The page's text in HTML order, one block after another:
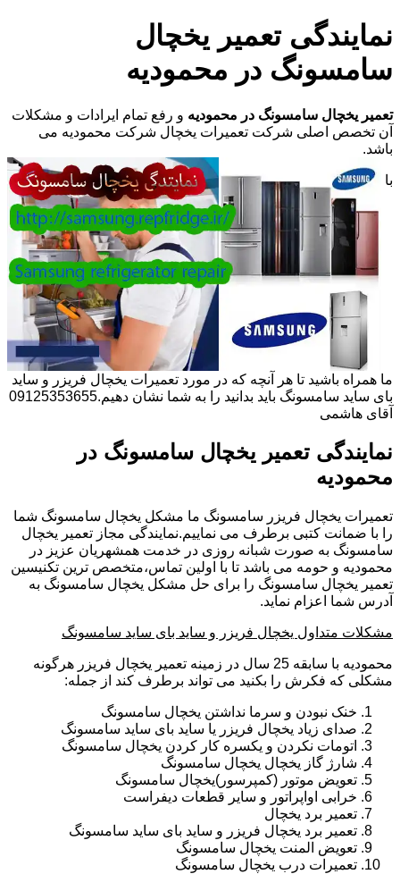
نمایندگی تعمیر یخچال
سامسونگ در محمودیه
تعمیر یخچال سامسونگ در محمودیه و رفع تمام ایرادات و مشکلات
آن تخصص اصلی شرکت تعمیرات یخچال شرکت محمودیه می
باشد.
با
ما همراه باشید تا هر آنچه که در مورد تعمیرات یخچال فریزر و ساید
بای ساید سامسونگ باید بدانید را به شما نشان دهیم.09125353655
آقای هاشمی
نمایندگی تعمیر یخچال سامسونگ در
محمودیه
تعمیرات یخچال فریزر سامسونگ ما مشکل یخچال سامسونگ شما
را با ضمانت کتبی برطرف می نماییم.نمایندگی مجاز تعمیر یخچال
سامسونگ به صورت شبانه روزی در خدمت همشهریان عزیز در
محمودیه و حومه می باشد تا با اولین تماس،متخصص ترین تکنیسین
تعمیر یخچال سامسونگ را برای حل مشکل یخچال سامسونگ به
آدرس شما اعزام نماید.
مشکلات متداول یخچال فریزر و ساید بای ساید سامسونگ
محمودیه با سابقه 25 سال در زمینه تعمیر یخچال فریزر هرگونه
مشکلی که فکرش را بکنید می تواند برطرف کند از جمله:
خنک نبودن و سرما نداشتن یخچال سامسونگ
صدای زیاد یخچال فریزر یا ساید بای ساید سامسونگ
اتومات نکردن و یکسره کار کردن یخچال سامسونگ
شارژ گاز یخچال یخچال سامسونگ
تعویض موتور (کمپرسور)یخچال سامسونگ
خرابی اواپراتور و سایر قطعات دیفراست
تعمیر برد یخچال
تعمیر برد یخچال فریزر و ساید بای ساید سامسونگ
تعویض المنت یخچال سامسونگ
تعمیرات درب یخچال سامسونگ